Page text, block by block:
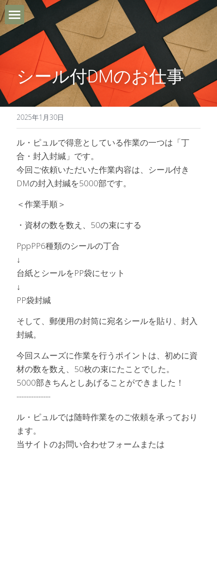
ホーム
Le Purtとは
利用FAQ
ご利用までの流れ
ブログ
お問い合わせ・アクセス
作業のご依頼
シール付DMのお仕事
2025年1月30日
ル・ピュルで得意としている作業の一つは「丁
合・封入封緘」です。
今回ご依頼いただいた作業内容は、シール付き
DMの封入封緘を5000部です。
＜作業手順＞
・資材の数を数え、50の束にする
PppPP6種類のシールの丁合
↓
台紙とシールをPP袋にセット
↓
PP袋封緘
そして、郵便用の封筒に宛名シールを貼り、封入
封緘。
今回スムーズに作業を行うポイントは、初めに資
材の数を数え、50枚の束にたことでした。
5000部きちんとしあげることができました！
--------------
ル・ピュルでは随時作業をのご依頼を承っており
ます。
当サイトのお問い合わせフォームまたは